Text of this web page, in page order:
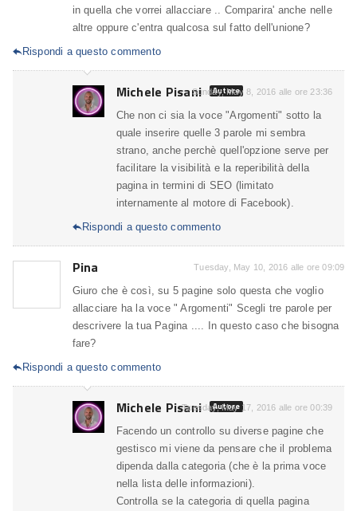
in quella che vorrei allacciare .. Comparira' anche nelle
altre oppure c'entra qualcosa sul fatto dell'unione?
Rispondi a questo commento
Michele Pisani Autore
Sunday, May 8, 2016 alle ore 23:36
Che non ci sia la voce "Argomenti" sotto la
quale inserire quelle 3 parole mi sembra
strano, anche perchè quell'opzione serve per
facilitare la visibilità e la reperibilità della
pagina in termini di SEO (limitato
internamente al motore di Facebook).
Rispondi a questo commento
Pina Tuesday, May 10, 2016 alle ore 09:09
Giuro che è così, su 5 pagine solo questa che voglio
allacciare ha la voce " Argomenti" Scegli tre parole per
descrivere la tua Pagina .... In questo caso che bisogna
fare?
Rispondi a questo commento
Michele Pisani Autore
Tuesday, May 17, 2016 alle ore 00:39
Facendo un controllo su diverse pagine che
gestisco mi viene da pensare che il problema
dipenda dalla categoria (che è la prima voce
nella lista delle informazioni).
Controlla se la categoria di quella pagina